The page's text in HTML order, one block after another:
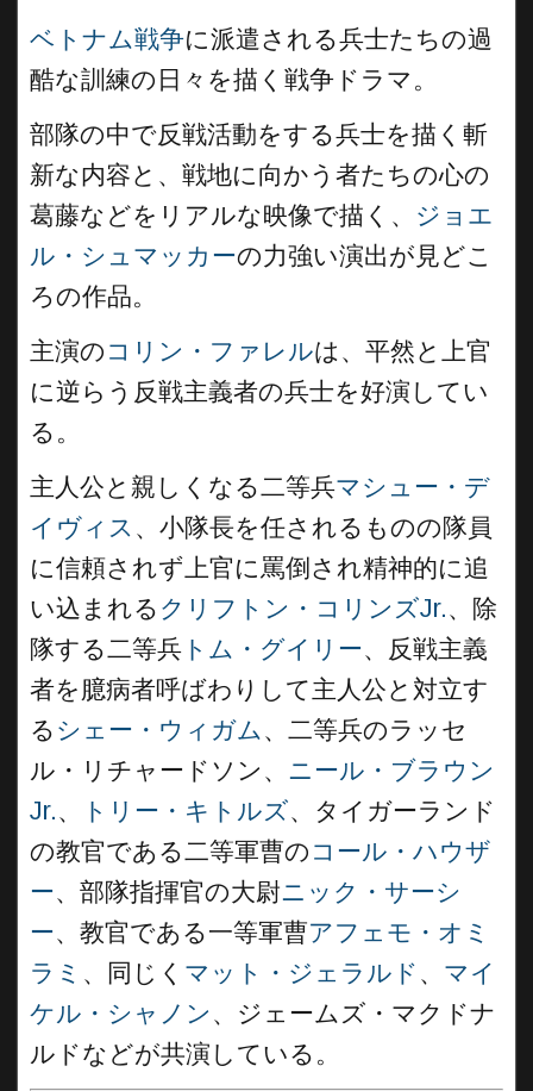
ベトナム戦争に派遣される兵士たちの過
酷な訓練の日々を描く戦争ドラマ。
部隊の中で反戦活動をする兵士を描く斬
新な内容と、戦地に向かう者たちの心の
葛藤などをリアルな映像で描く、 ジョエ
ル・シュマッカーの力強い演出が見どこ
ろの作品。
主演の コリン・ファレルは、平然と上官
に逆らう反戦主義者の兵士を好演してい
る。
主人公と親しくなる二等兵マシュー・デ
イヴィス 、小隊長を任されるものの隊員
に信頼されず上官に罵倒され精神的に追
い込まれる クリフトン・コリンズJr.、除
隊する二等兵 トム・グイリー、反戦主義
者を臆病者呼ばわりして主人公と対立す
る シェー・ウィガム、二等兵のラッセ
ル・リチャードソン、 ニール・ブラウン
Jr.、 トリー・キトルズ、タイガーランド
の教官である二等軍曹の コール・ハウザ
ー、部隊指揮官の大尉ニック・サーシ
ー、教官である一等軍曹アフェモ・オミ
ラミ 、同じく マット・ジェラルド 、 マイ
ケル・シャノン 、ジェームズ・マクドナ
ルドなどが共演している。